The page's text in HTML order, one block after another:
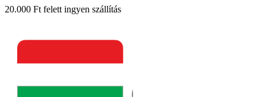
20.000 Ft felett ingyen szállítás